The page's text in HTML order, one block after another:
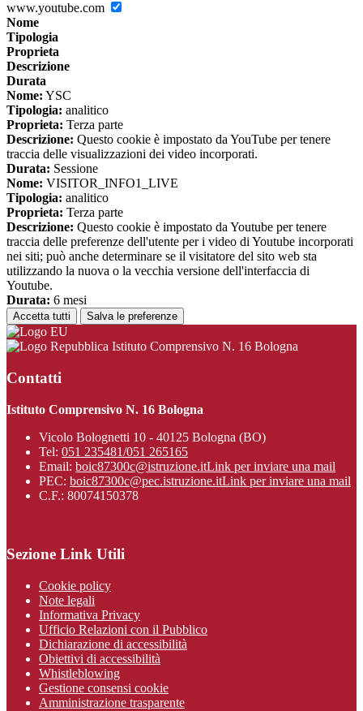
www.youtube.com
Nome
Tipologia
Proprieta
Descrizione
Durata
Nome: YSC
Tipologia: analitico
Proprieta: Terza parte
Descrizione: Questo cookie è impostato da YouTube per tenere
traccia delle visualizzazioni dei video incorporati.
Durata: Sessione
Nome: VISITOR_INFO1_LIVE
Tipologia: analitico
Proprieta: Terza parte
Descrizione: Questo cookie è impostato da Youtube per tenere
traccia delle preferenze dell'utente per i video di Youtube incorporati
nei siti; può anche determinare se il visitatore del sito web sta
utilizzando la nuova o la vecchia versione dell'interfaccia di
Youtube.
Durata: 6 mesi
Accetta tutti Salva le preferenze
Istituto Comprensivo N. 16 Bologna
Contatti
Istituto Comprensivo N. 16 Bologna
Vicolo Bolognetti 10 - 40125 Bologna (BO)
Tel: 051 235481/051 265165
Email: boic87300c@istruzione.itLink per inviare una mail
PEC: boic87300c@pec.istruzione.itLink per inviare una mail
C.F.: 80074150378
Sezione Link Utili
Cookie policy
Note legali
Informativa Privacy
Ufficio Relazioni con il Pubblico
Dichiarazione di accessibilità
Obiettivi di accessibilità
Whistleblowing
Gestione consensi cookie
Amministrazione trasparente